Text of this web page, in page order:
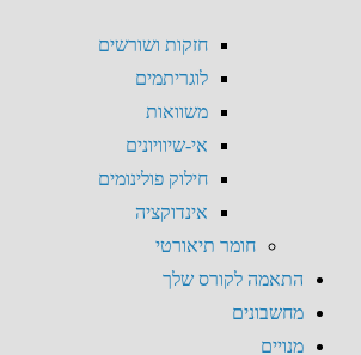
חזקות ושורשים
לוגריתמים
משוואות
אי-שיוויונים
חילוק פולינומים
אינדוקציה
חומר תיאורטי
התאמה לקורס שלך
מחשבונים
מנויים